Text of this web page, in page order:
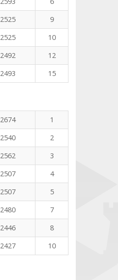
2525
9
2525
10
2492
12
2493 15
2674
1
2540
2
2562
3
2507
4
2507
5
2480
7
2446
8
2427 10